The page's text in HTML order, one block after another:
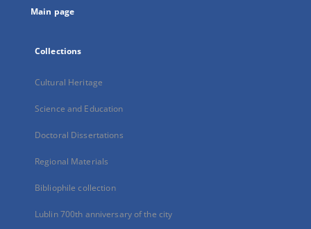
Main page
Collections
Cultural Heritage
Science and Education
Doctoral Dissertations
Regional Materials
Bibliophile collection
Lublin 700th anniversary of the city